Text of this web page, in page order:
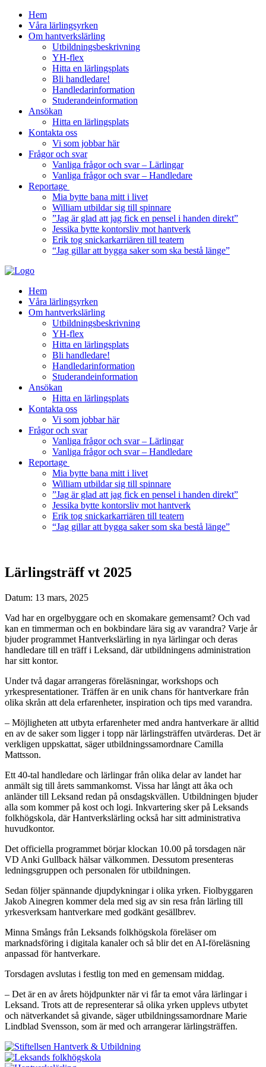
Hem
Våra lärlingsyrken
Om hantverkslärling
Utbildningsbeskrivning
YH-flex
Hitta en lärlingsplats
Bli handledare!
Handledarinformation
Studerandeinformation
Ansökan
Hitta en lärlingsplats
Kontakta oss
Vi som jobbar här
Frågor och svar
Vanliga frågor och svar – Lärlingar
Vanliga frågor och svar – Handledare
Reportage
Mia bytte bana mitt i livet
William utbildar sig till spinnare
”Jag är glad att jag fick en pensel i handen direkt”
Jessika bytte kontorsliv mot hantverk
Erik tog snickarkarriären till teatern
“Jag gillar att bygga saker som ska bestå länge”
Hem
Våra lärlingsyrken
Om hantverkslärling
Utbildningsbeskrivning
YH-flex
Hitta en lärlingsplats
Bli handledare!
Handledarinformation
Studerandeinformation
Ansökan
Hitta en lärlingsplats
Kontakta oss
Vi som jobbar här
Frågor och svar
Vanliga frågor och svar – Lärlingar
Vanliga frågor och svar – Handledare
Reportage
Mia bytte bana mitt i livet
William utbildar sig till spinnare
”Jag är glad att jag fick en pensel i handen direkt”
Jessika bytte kontorsliv mot hantverk
Erik tog snickarkarriären till teatern
“Jag gillar att bygga saker som ska bestå länge”
Lärlingsträff vt 2025
Datum: 13 mars, 2025
Vad har en orgelbyggare och en skomakare gemensamt? Och vad
kan en timmerman och en bokbindare lära sig av varandra? Varje år
bjuder programmet Hantverkslärling in nya lärlingar och deras
handledare till en träff i Leksand, där utbildningens administration
har sitt kontor.
Under två dagar arrangeras föreläsningar, workshops och
yrkespresentationer. Träffen är en unik chans för hantverkare från
olika skrån att dela erfarenheter, inspiration och tips med varandra.
– Möjligheten att utbyta erfarenheter med andra hantverkare är alltid
en av de saker som ligger i topp när lärlingsträffen utvärderas. Det är
verkligen uppskattat, säger utbildningssamordnare Camilla
Mattsson.
Ett 40-tal handledare och lärlingar från olika delar av landet har
anmält sig till årets sammankomst. Vissa har långt att åka och
anländer till Leksand redan på onsdagskvällen. Utbildningen bjuder
alla som kommer på kost och logi. Inkvartering sker på Leksands
folkhögskola, där Hantverkslärling också har sitt administrativa
huvudkontor.
Det officiella programmet börjar klockan 10.00 på torsdagen när
VD Anki Gullback hälsar välkommen. Dessutom presenteras
ledningsgruppen och personalen för utbildningen.
Sedan följer spännande djupdykningar i olika yrken. Fiolbyggaren
Jakob Ainegren kommer dela med sig av sin resa från lärling till
yrkesverksam hantverkare med godkänt gesällbrev.
Minna Smångs från Leksands folkhögskola föreläser om
marknadsföring i digitala kanaler och så blir det en AI-föreläsning
anpassad för hantverkare.
Torsdagen avslutas i festlig ton med en gemensam middag.
– Det är en av årets höjdpunkter när vi får ta emot våra lärlingar i
Leksand. Trots att de representerar så olika yrken upplevs utbytet
och nätverkandet så givande, säger utbildningssamordnare Marie
Lindblad Svensson, som är med och arrangerar lärlingsträffen.